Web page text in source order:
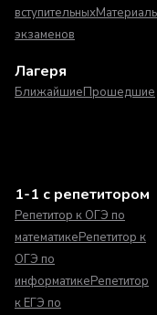
вступительных
экзаменов
Лагеря
БлижайшиеПрошедшие
1-1 с репетитором
Репетитор к ОГЭ по
математикеРепетитор к
ОГЭ по
информатикеРепетитор
к ЕГЭ по